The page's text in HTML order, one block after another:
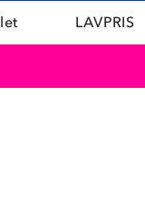
LAVPRIS